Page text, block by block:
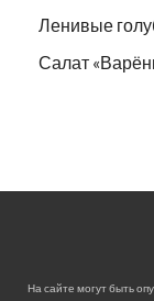
Ленивые
Салат
На сайте могут быть